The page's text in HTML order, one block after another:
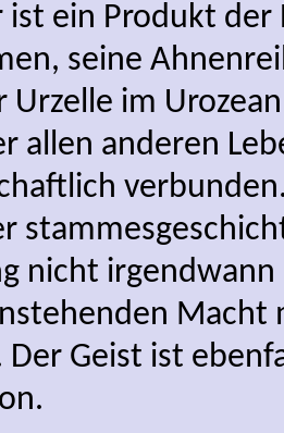
ein Produkt der
seine
Urzelle im
allen anderen
nicht
Macht
Geist ist